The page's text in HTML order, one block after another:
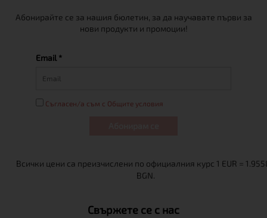
Абонирайте се за нашия бюлетин, за да научавате първи за
нови продукти и промоции!
Email *
Съгласен/а съм с Общите условия
Свържете се с нас